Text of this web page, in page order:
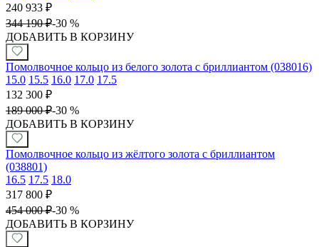
240 933 ₽
344 190 ₽-30 %
ДОБАВИТЬ В КОРЗИНУ
Помолвочное кольцо из белого золота с бриллиантом (038016)
15.0 15.5 16.0 17.0 17.5
132 300 ₽
189 000 ₽-30 %
ДОБАВИТЬ В КОРЗИНУ
Помолвочное кольцо из жёлтого золота с бриллиантом
(038801)
16.5 17.5 18.0
317 800 ₽
454 000 ₽-30 %
ДОБАВИТЬ В КОРЗИНУ